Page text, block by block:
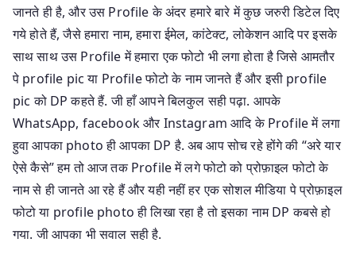
जानते ही है, और उस Profile के अंदर हमारे बारे में कुछ जरुरी डिटेल दिए
गये होते हैं, जैसे हमारा नाम, हमारा ईमेल, कांटेक्ट, लोकेशन आदि पर इसके
साथ साथ उस Profile में हमारा एक फोटो भी लगा होता है जिसे आमतौर
पे profile pic या Profile फोटो के नाम जानते हैं और इसी profile
pic को DP कहते हैं. जी हाँ आपने बिलकुल सही पढ़ा. आपके
WhatsApp, facebook और Instagram आदि के Profile में लगा
हुवा आपका photo ही आपका DP है. अब आप सोच रहे होंगे की “अरे यार
ऐसे कैसे” हम तो आज तक Profile में लगे फोटो को प्रोफ़ाइल फोटो के
नाम से ही जानते आ रहे हैं और यही नहीं हर एक सोशल मीडिया पे प्रोफ़ाइल
फोटो या profile photo ही लिखा रहा है तो इसका नाम DP कबसे हो
गया. जी आपका भी सवाल सही है.